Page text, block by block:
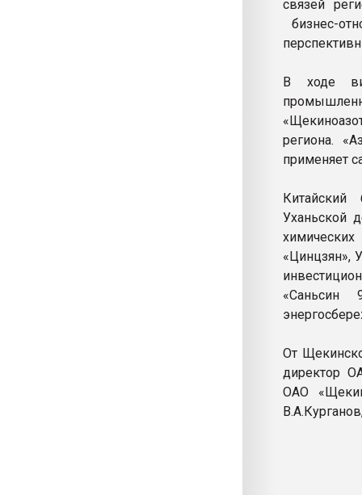
связей
бизнес-
В ходе
региона.
применяет
Уханьской
«Цинцзян»,
«Саньсин
От
директор
ОАО